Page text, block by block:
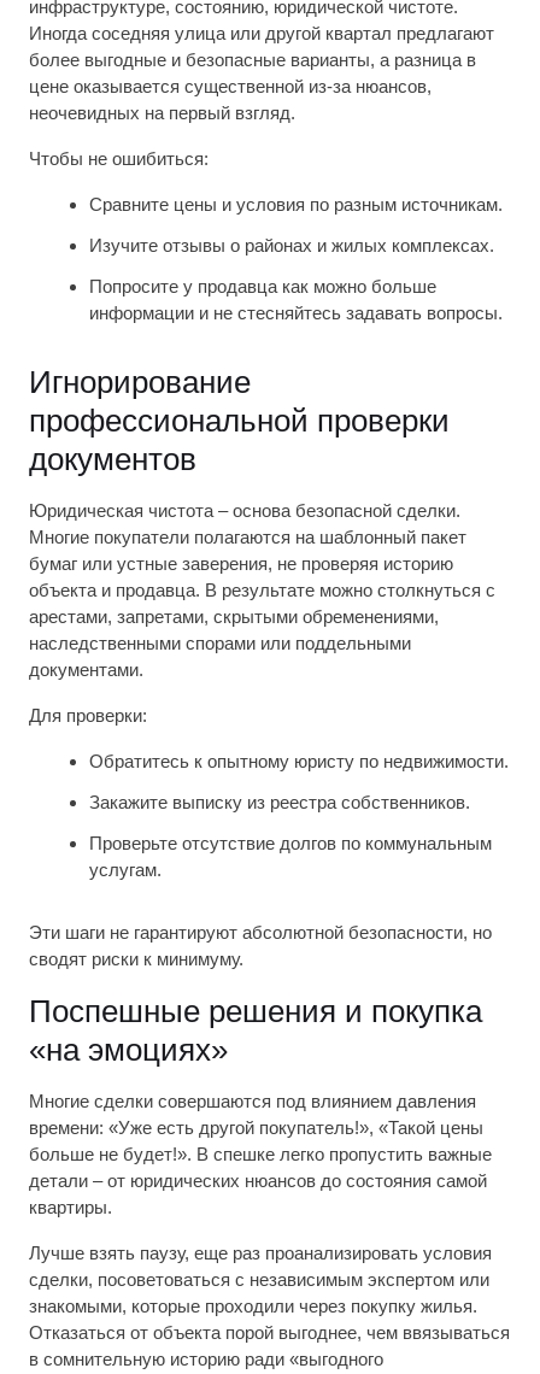
инфраструктуре, состоянию, юридической чистоте.
Иногда соседняя улица или другой квартал предлагают
более выгодные и безопасные варианты, а разница в
цене оказывается существенной из-за нюансов,
неочевидных на первый взгляд.
Чтобы не ошибиться:
Сравните цены и условия по разным источникам.
Изучите отзывы о районах и жилых комплексах.
Попросите у продавца как можно больше
информации и не стесняйтесь задавать вопросы.
Игнорирование
профессиональной проверки
документов
Юридическая чистота – основа безопасной сделки.
Многие покупатели полагаются на шаблонный пакет
бумаг или устные заверения, не проверяя историю
объекта и продавца. В результате можно столкнуться с
арестами, запретами, скрытыми обременениями,
наследственными спорами или поддельными
документами.
Для проверки:
Обратитесь к опытному юристу по недвижимости.
Закажите выписку из реестра собственников.
Проверьте отсутствие долгов по коммунальным
услугам.
Эти шаги не гарантируют абсолютной безопасности, но
сводят риски к минимуму.
Поспешные решения и покупка
«на эмоциях»
Многие сделки совершаются под влиянием давления
времени: «Уже есть другой покупатель!», «Такой цены
больше не будет!». В спешке легко пропустить важные
детали – от юридических нюансов до состояния самой
квартиры.
Лучше взять паузу, еще раз проанализировать условия
сделки, посоветоваться с независимым экспертом или
знакомыми, которые проходили через покупку жилья.
Отказаться от объекта порой выгоднее, чем ввязываться
в сомнительную историю ради «выгодного